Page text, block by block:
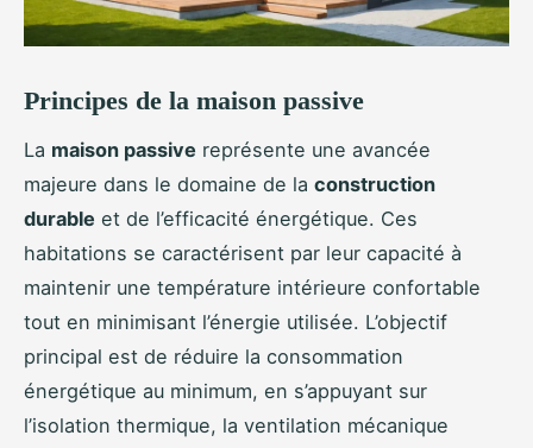
Principes de la maison passive
La maison passive représente une avancée
majeure dans le domaine de la construction
durable et de l’efficacité énergétique. Ces
habitations se caractérisent par leur capacité à
maintenir une température intérieure confortable
tout en minimisant l’énergie utilisée. L’objectif
principal est de réduire la consommation
énergétique au minimum, en s’appuyant sur
l’isolation thermique, la ventilation mécanique